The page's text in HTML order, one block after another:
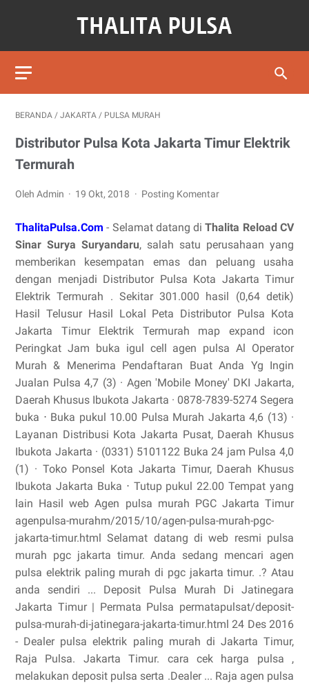
BERANDA / JAKARTA / PULSA MURAH
Distributor Pulsa Kota Jakarta Timur Elektrik
Termurah
Oleh Admin 19 Okt, 2018 Posting Komentar
ThalitaPulsa.Com - Selamat datang diThalita Reload CV
Sinar Surya Suryandaru, salah satu perusahaan yang
memberikan kesempatan emas dan peluang usaha
dengan menjadi Distributor Pulsa Kota Jakarta Timur
Elektrik Termurah . Sekitar 301.000 hasil (0,64 detik)
Hasil Telusur Hasil Lokal Peta Distributor Pulsa Kota
Jakarta Timur Elektrik Termurah map expand icon
Peringkat Jam buka igul cell agen pulsa Al Operator
Murah & Menerima Pendaftaran Buat Anda Yg Ingin
Jualan Pulsa 4,7 (3) · Agen 'Mobile Money' DKI Jakarta,
Daerah Khusus Ibukota Jakarta · 0878-7839-5274 Segera
buka ⋅ Buka pukul 10.00 Pulsa Murah Jakarta 4,6 (13) ·
Layanan Distribusi Kota Jakarta Pusat, Daerah Khusus
Ibukota Jakarta · (0331) 5101122 Buka 24 jam Pulsa 4,0
(1) · Toko Ponsel Kota Jakarta Timur, Daerah Khusus
Ibukota Jakarta Buka ⋅ Tutup pukul 22.00 Tempat yang
lain Hasil web Agen pulsa murah PGC Jakarta Timur
agenpulsa-murahm/2015/10/agen-pulsa-murah-pgc-
jakarta-timur.html Selamat datang di web resmi pulsa
murah pgc jakarta timur. Anda sedang mencari agen
pulsa elektrik paling murah di pgc jakarta timur. .? Atau
anda sendiri ... Deposit Pulsa Murah Di Jatinegara
Jakarta Timur | Permata Pulsa permatapulsat/deposit-
pulsa-murah-di-jatinegara-jakarta-timur.html 24 Des 2016
- Dealer pulsa elektrik paling murah di Jakarta Timur,
Raja Pulsa. Jakarta Timur. cara cek harga pulsa ,
melakukan deposit pulsa serta .Dealer ... Raja agen pulsa